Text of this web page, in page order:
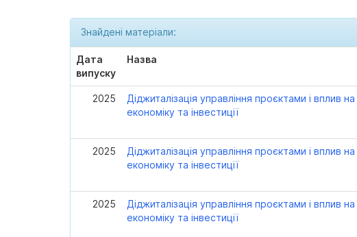
Знайдені матеріали:
Дата
випуску
Назва
2025
Діджиталізація управління проєктами і вплив на
економіку та інвестиції
2025
Діджиталізація управління проєктами і вплив на
економіку та інвестиції
2025
Діджиталізація управління проєктами і вплив на
економіку та інвестиції